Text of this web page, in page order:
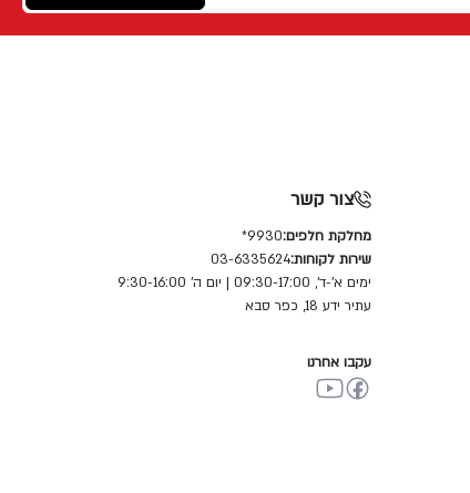
צור קשר
מחלקת חלפים:9930*
שירות לקוחות:03-6335624
ימים א'-ד', 09:30-17:00 | יום ה' 9:30-16:00
עתיר ידע 18, כפר סבא
עקבו אחרנו